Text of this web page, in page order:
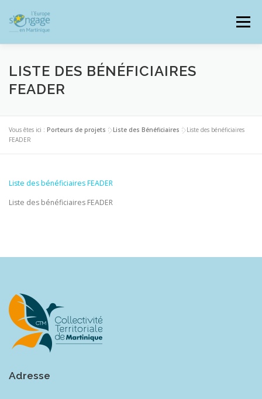
contenu
Menu
RESSOURCES DOCUMENTAIRES
LISTE DES BÉNÉFICIAIRES
FEADER
Vous êtes ici : Porteurs de projets >Liste des Bénéficiaires >Liste des bénéficiaires
FEADER
Liste des bénéficiaires FEADER
Liste des bénéficiaires FEADER
Adresse